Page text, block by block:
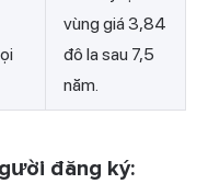
vùng giá 3,84
đô la sau 7,5
năm.
đăng ký: